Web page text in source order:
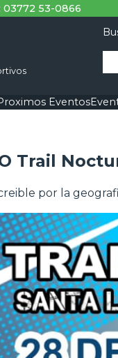
03772 53-0866
Eventos
Trail
por la